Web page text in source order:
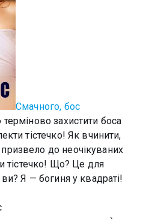
Смачного, бос
захистити боса
тістечко! Як вчинити,
до неочікуваних
тістечко! Що? Це для
Я — богиня у квадраті!